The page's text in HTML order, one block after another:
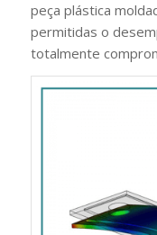
peça plástica
permitidas o
totalmente